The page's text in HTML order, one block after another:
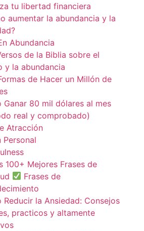
tu libertad financiera
aumentar la abundancia y la
Abundancia
de la Biblia sobre el
y la abundancia
de Hacer un Millón de
Ganar 80 mil dólares al mes
real y comprobado)
Atracción
Personal
100+ Mejores Frases de
Frases de
Reducir la Ansiedad: Consejos
practicos y altamente